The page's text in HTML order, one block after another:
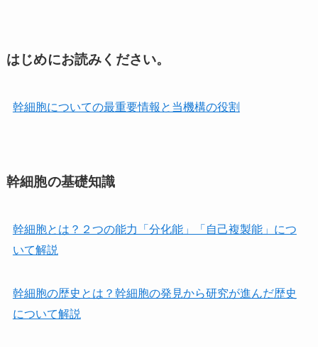
はじめにお読みください。
幹細胞についての最重要情報と当機構の役割
幹細胞の基礎知識
幹細胞とは？２つの能力「分化能」「自己複製能」につ
いて解説
幹細胞の歴史とは？幹細胞の発見から研究が進んだ歴史
について解説